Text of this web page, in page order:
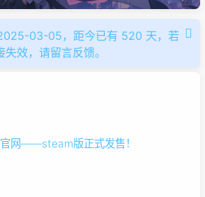
03-05，距今已有 520 天，若
效，请留言反馈。
官网——steam版正式发售！